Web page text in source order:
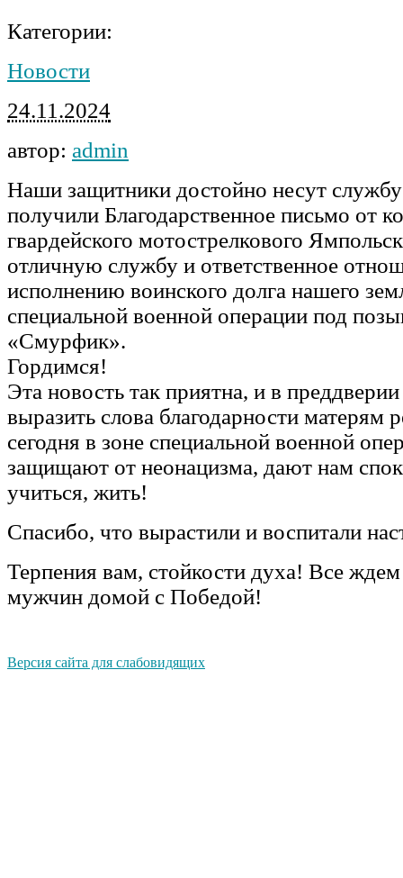
Категории:
Новости
24.11.2024
автор: admin
Наши защитники достойно несут
получили Благодарственное письмо от
гвардейского мотострелкового
отличную службу и ответственное
исполнению воинского долга нашего
специальной военной операции под
«Смурфик».
Гордимся!
Эта новость так приятна, и в
выразить слова благодарности матерям
сегодня в зоне специальной военной
защищают от неонацизма, дают нам
учиться, жить!
Спасибо, что вырастили и воспитали
Терпения вам, стойкости духа! Все
мужчин домой с Победой!
Версия сайта для слабовидящих